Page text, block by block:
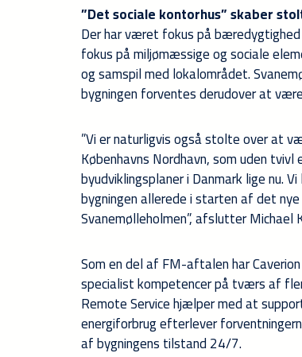
”Det sociale kontorhus” skaber
Der har været fokus på
fokus på miljømæssige og sociale
og samspil med lokalområdet.
bygningen forventes derudover at
”Vi er naturligvis også stolte over at
Københavns Nordhavn, som uden
byudviklingsplaner i Danmark lige nu.
bygningen allerede i starten af det
Svanemølleholmen”, afslutter Michael
Som en del af FM-aftalen har
specialist kompetencer på tværs af
Remote Service hjælper med at
energiforbrug efterlever
af bygningens tilstand 24/7.